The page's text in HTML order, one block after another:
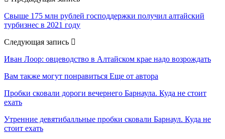
Свыше 175 млн рублей господдержки получил алтайский
турбизнес в 2021 году
Следующая запись
Иван Лоор: овцеводство в Алтайском крае надо возрождать
Вам также могут понравиться Еще от автора
Пробки сковали дороги вечернего Барнаула. Куда не стоит
ехать
Утренние девятибалльные пробки сковали Барнаул. Куда не
стоит ехать